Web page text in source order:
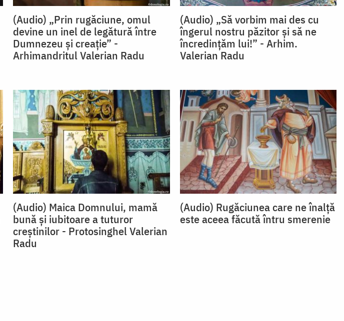
(Audio) „Prin rugăciune, omul
devine un inel de legătură între
Dumnezeu și creație” -
Arhimandritul Valerian Radu
(Audio) „Să vorbim mai des cu
îngerul nostru păzitor şi să ne
încredinţăm lui!” - Arhim.
Valerian Radu
(Audio) Maica Domnului, mamă
bună și iubitoare a tuturor
creștinilor - Protosinghel Valerian
Radu
(Audio) Rugăciunea care ne înalță
este aceea făcută întru smerenie